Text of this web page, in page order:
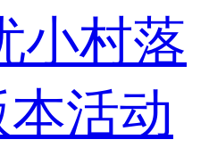
小村落
活动